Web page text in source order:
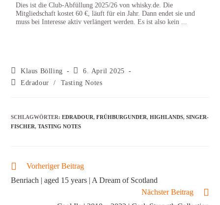
Dies ist die Club-Abfüllung 2025/26 von whisky.de. Die
Mitgliedschaft kostet 60 €, läuft für ein Jahr. Dann endet sie und
muss bei Interesse aktiv verlängert werden. Es ist also kein ...
Klaus Bölling
6. April 2025
Edradour
/ Tasting Notes
SCHLAGWÖRTER:EDRADOUR, FRÜHBURGUNDER, HIGHLANDS, SINGER-
FISCHER, TASTING NOTES
Vorheriger Beitrag
Benriach | aged 15 years | A Dream of Scotland
Nächster Beitrag